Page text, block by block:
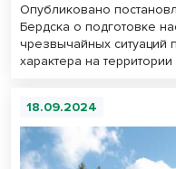
Опубликовано
Бердска о подготовке
чрезвычайных ситуаций
характера на
18.09.2024